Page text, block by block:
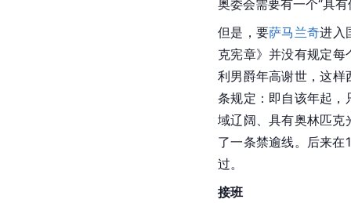
奥委会需要有一个“具
但是，要萨马兰奇进入
克宪章》并没有规定
利男爵年高谢世，这
条规定：即自该年起，
域辽阔、具有奥林匹克
了一条禁逾线。后来
过。
接班